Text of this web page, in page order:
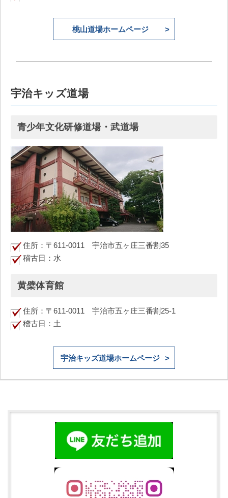
桃山道場ホームページ
宇治キッズ道場
青少年文化研修道場・武道場
住所：〒611-0011 宇治市五ヶ庄三番割35
稽古日：水
黄檗体育館
住所：〒611-0011 宇治市五ヶ庄三番割25-1
稽古日：土
宇治キッズ道場ホームページ